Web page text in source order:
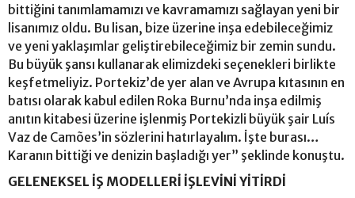
bittiğini tanımlamamızı ve kavramamızı sağlayan yeni bir
lisanımız oldu. Bu lisan, bize üzerine inşa edebileceğimiz
ve yeni yaklaşımlar geliştirebileceğimiz bir zemin sundu.
Bu büyük şansı kullanarak elimizdeki seçenekleri birlikte
keşfetmeliyiz. Portekiz’de yer alan ve Avrupa kıtasının en
batısı olarak kabul edilen Roka Burnu’nda inşa edilmiş
anıtın kitabesi üzerine işlenmiş Portekizli büyük şair Luís
Vaz de Camões’in sözlerini hatırlayalım. İşte burası…
Karanın bittiği ve denizin başladığı yer” şeklinde konuştu.
GELENEKSEL İŞ MODELLERİ İŞLEVİNİ YİTİRDİ